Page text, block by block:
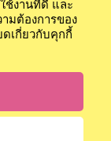
รวุฒยาจารย์
ช้งานที่ดี และ
มต้องการของ
เกี่ยวกับคุกกี้